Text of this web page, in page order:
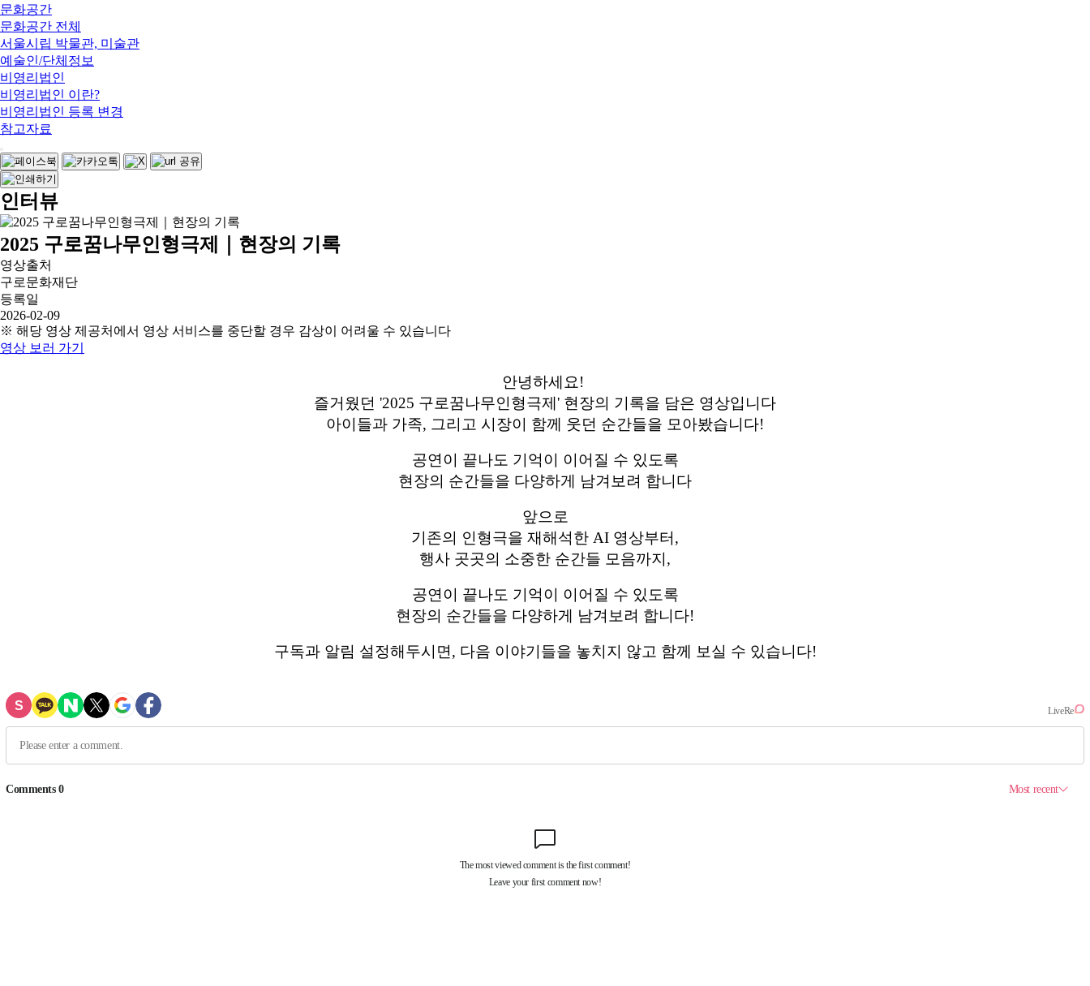
문화공간
문화공간 전체
서울시립 박물관, 미술관
예술인/단체정보
비영리법인
비영리법인 이란?
비영리법인 등록 변경
참고자료
인터뷰
2025 구로꿈나무인형극제｜현장의 기록
영상출처
구로문화재단
등록일
2026-02-09
※ 해당 영상 제공처에서 영상 서비스를 중단할 경우 감상이 어려울 수 있습니다
영상 보러 가기
안녕하세요!
즐거웠던 '2025 구로꿈나무인형극제' 현장의 기록을 담은 영상입니다
아이들과 가족, 그리고 시장이 함께 웃던 순간들을 모아봤습니다!
공연이 끝나도 기억이 이어질 수 있도록
현장의 순간들을 다양하게 남겨보려 합니다
앞으로
기존의 인형극을 재해석한 AI 영상부터,
행사 곳곳의 소중한 순간들 모음까지,
공연이 끝나도 기억이 이어질 수 있도록
현장의 순간들을 다양하게 남겨보려 합니다!
구독과 알림 설정해두시면, 다음 이야기들을 놓치지 않고 함께 보실 수 있습니다!